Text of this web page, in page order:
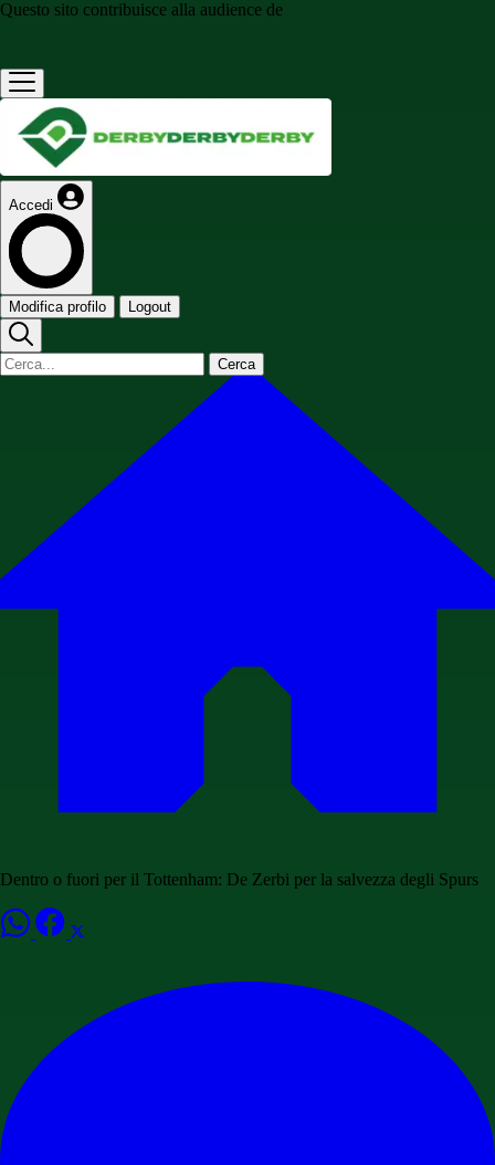
Questo sito contribuisce alla audience de
Accedi
Modifica profilo Logout
Cerca
Dentro o fuori per il Tottenham: De Zerbi per la salvezza degli Spurs